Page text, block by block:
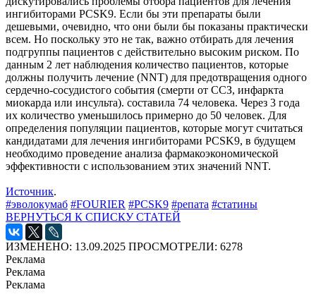
ингибиторами PCSK9. Если бы эти препараты были
дешевыми, очевидно, что они были бы показаны практически
всем. Но поскольку это не так, важно отбирать для лечения
подгруппы пациентов с действительно высоким риском. По
данным 2 лет наблюдения количество пациентов, которые
должны получить лечение (NNT) для предотвращения одного
сердечно-сосудистого события (смерти от ССЗ, инфаркта
миокарда или инсульта). составила 74 человека. Через 3 года
их количество уменьшилось примерно до 50 человек. Для
определения популяции пациентов, которые могут считаться
кандидатами для лечения ингибиторами PCSK9, в будущем
необходимо проведение анализа фармакоэкономической
эффективности с использованием этих значений NNT.
Источник.
#эволокумаб #FOURIER #PCSK9 #репата #статины
ВЕРНУТЬСЯ К СПИСКУ СТАТЕЙ
ИЗМЕНЕНО: 13.09.2025 ПРОСМОТРЕЛИ: 6278
Реклама
Реклама
Реклама